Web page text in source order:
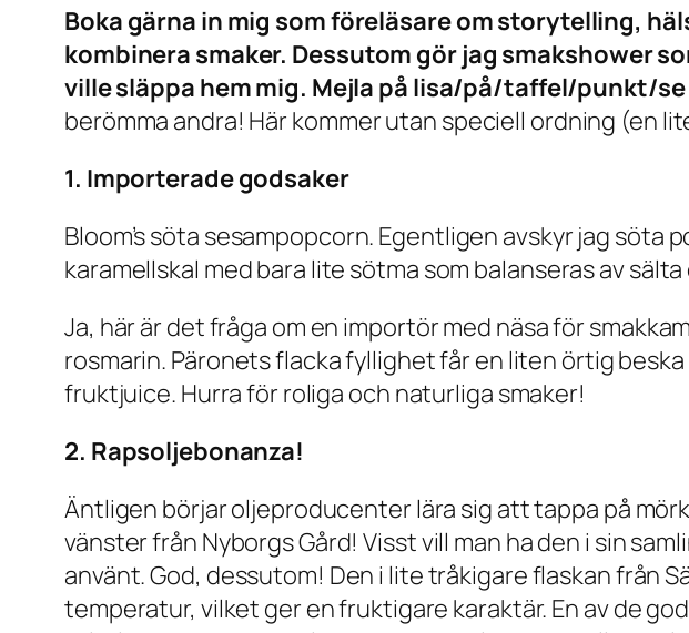
Boka gärna in mig som föreläsare om storytelling,
kombinera smaker. Dessutom gör jag smakshower
ville släppa hem mig. Mejla på lisa/på/taffel/punkt/
berömma andra! Här kommer utan speciell ordning (en
1. Importerade godsaker
Bloom’s söta sesampopcorn. Egentligen avskyr jag
karamellskal med bara lite sötma som balanseras av
Ja, här är det fråga om en importör med näsa för
rosmarin. Päronets flacka fyllighet får en liten örtig
fruktjuice. Hurra för roliga och naturliga smaker!
2. Rapsoljebonanza!
Äntligen börjar oljeproducenter lära sig att tappa på
vänster från Nyborgs Gård! Visst vill man ha den i sin
använt. God, dessutom! Den i lite tråkigare flaskan från
temperatur, vilket ger en fruktigare karaktär. En av de